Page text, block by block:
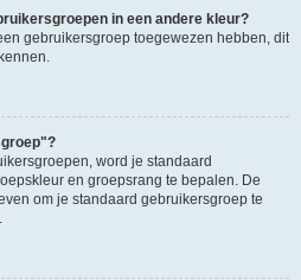
in een andere kleur?
gebruikersgroep toegewezen hebben, dit
word je standaard
en groepsrang te bepalen. De
om je standaard gebruikersgroep te